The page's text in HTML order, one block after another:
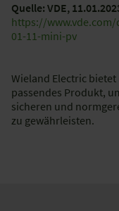
Quelle: VDE,
https://
01-11-mini-pv
Wieland Electric bietet
passendes Produkt,
sicheren und
zu gewährleisten.